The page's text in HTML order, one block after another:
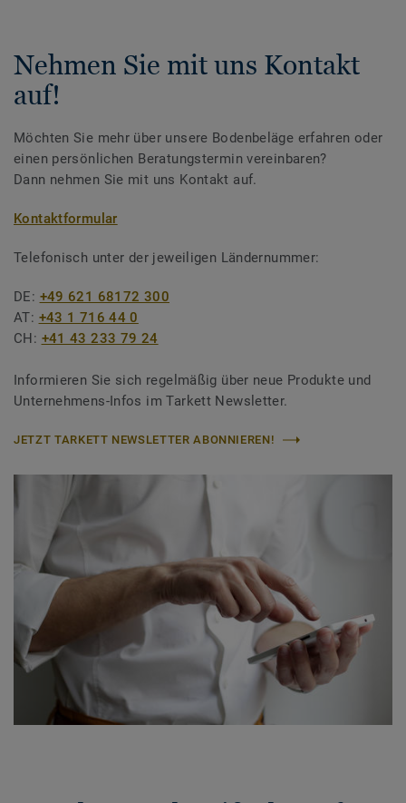
Nehmen Sie mit uns Kontakt
auf!
Möchten Sie mehr über unsere Bodenbeläge erfahren oder
einen persönlichen Beratungstermin vereinbaren?
Dann nehmen Sie mit uns Kontakt auf.
Kontaktformular
Telefonisch unter der jeweiligen Ländernummer:
DE: +49 621 68172 300
AT: +43 1 716 44 0
CH: +41 43 233 79 24
Informieren Sie sich regelmäßig über neue Produkte und
Unternehmens-Infos im Tarkett Newsletter.
JETZT TARKETT NEWSLETTER ABONNIEREN!